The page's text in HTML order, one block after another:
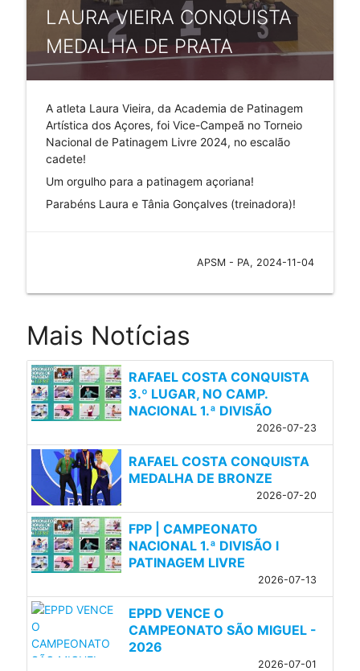
LAURA VIEIRA CONQUISTA
MEDALHA DE PRATA
A atleta Laura Vieira, da Academia de Patinagem
Artística dos Açores, foi Vice-Campeã no Torneio
Nacional de Patinagem Livre 2024, no escalão
cadete!
Um orgulho para a patinagem açoriana!
Parabéns Laura e Tânia Gonçalves (treinadora)!
APSM - PA, 2024-11-04
Mais Notícias
RAFAEL COSTA CONQUISTA
3.º LUGAR, NO CAMP.
NACIONAL 1.ª DIVISÃO
2026-07-23
RAFAEL COSTA CONQUISTA
MEDALHA DE BRONZE
2026-07-20
FPP | CAMPEONATO
NACIONAL 1.ª DIVISÃO l
PATINAGEM LIVRE
2026-07-13
EPPD VENCE O
CAMPEONATO SÃO MIGUEL -
2026
2026-07-01